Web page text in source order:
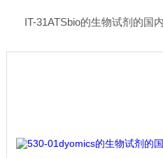
IT-31ATSbio的生物试剂的国